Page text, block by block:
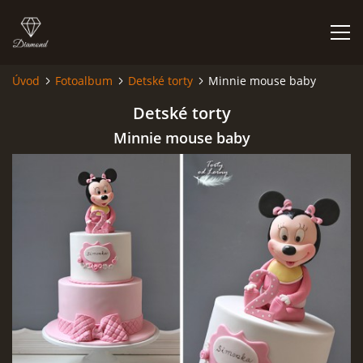
NIEČO O MNE A MOJEJ ZÁĽUBE
FÓRUM - PORADŇA
DOBRÉ RADY NIELEN PRE ZAČIATOČNÍKOV
FOTOALBUM
Úvod Fotoalbum Detské torty Minnie mouse baby
Detské torty
Minnie mouse baby